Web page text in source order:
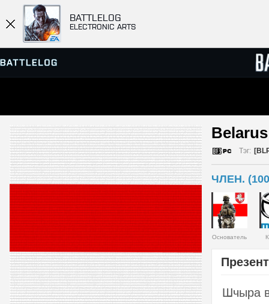
BATTLELOG
ELECTRONIC ARTS
ПРОСМОТР СЕРВЕРОВ
МАТЧИ
Тэг:
ЧЛЕН.
Основатель
Шчыра